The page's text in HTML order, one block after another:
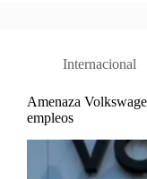
Internacional
Amenaza
empleos